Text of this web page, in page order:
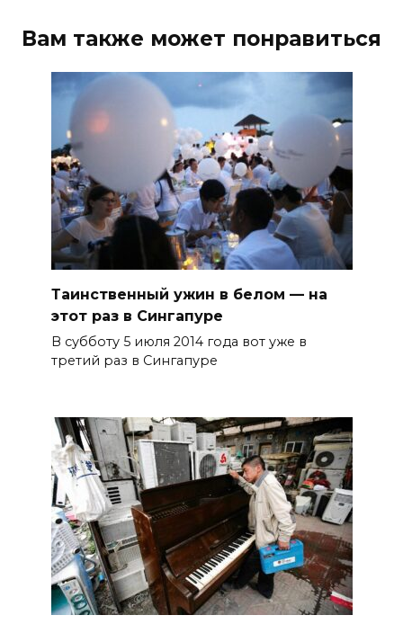
Вам также может понравиться
Таинственный ужин в белом — на
этот раз в Сингапуре
В субботу 5 июля 2014 года вот уже в
третий раз в Сингапуре